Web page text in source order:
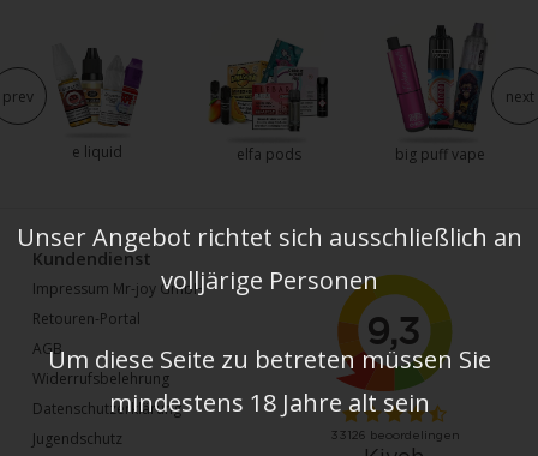
e liquid elfa pods big puff vape
prev next
Kundendienst
Impressum Mr-joy GmbH
Retouren-Portal
AGB
Widerrufsbelehrung
Datenschutzerklärung
Jugendschutz
Unser Angebot richtet sich ausschließlich an
volljärige Personen
Um diese Seite zu betreten müssen Sie
mindestens 18 Jahre alt sein